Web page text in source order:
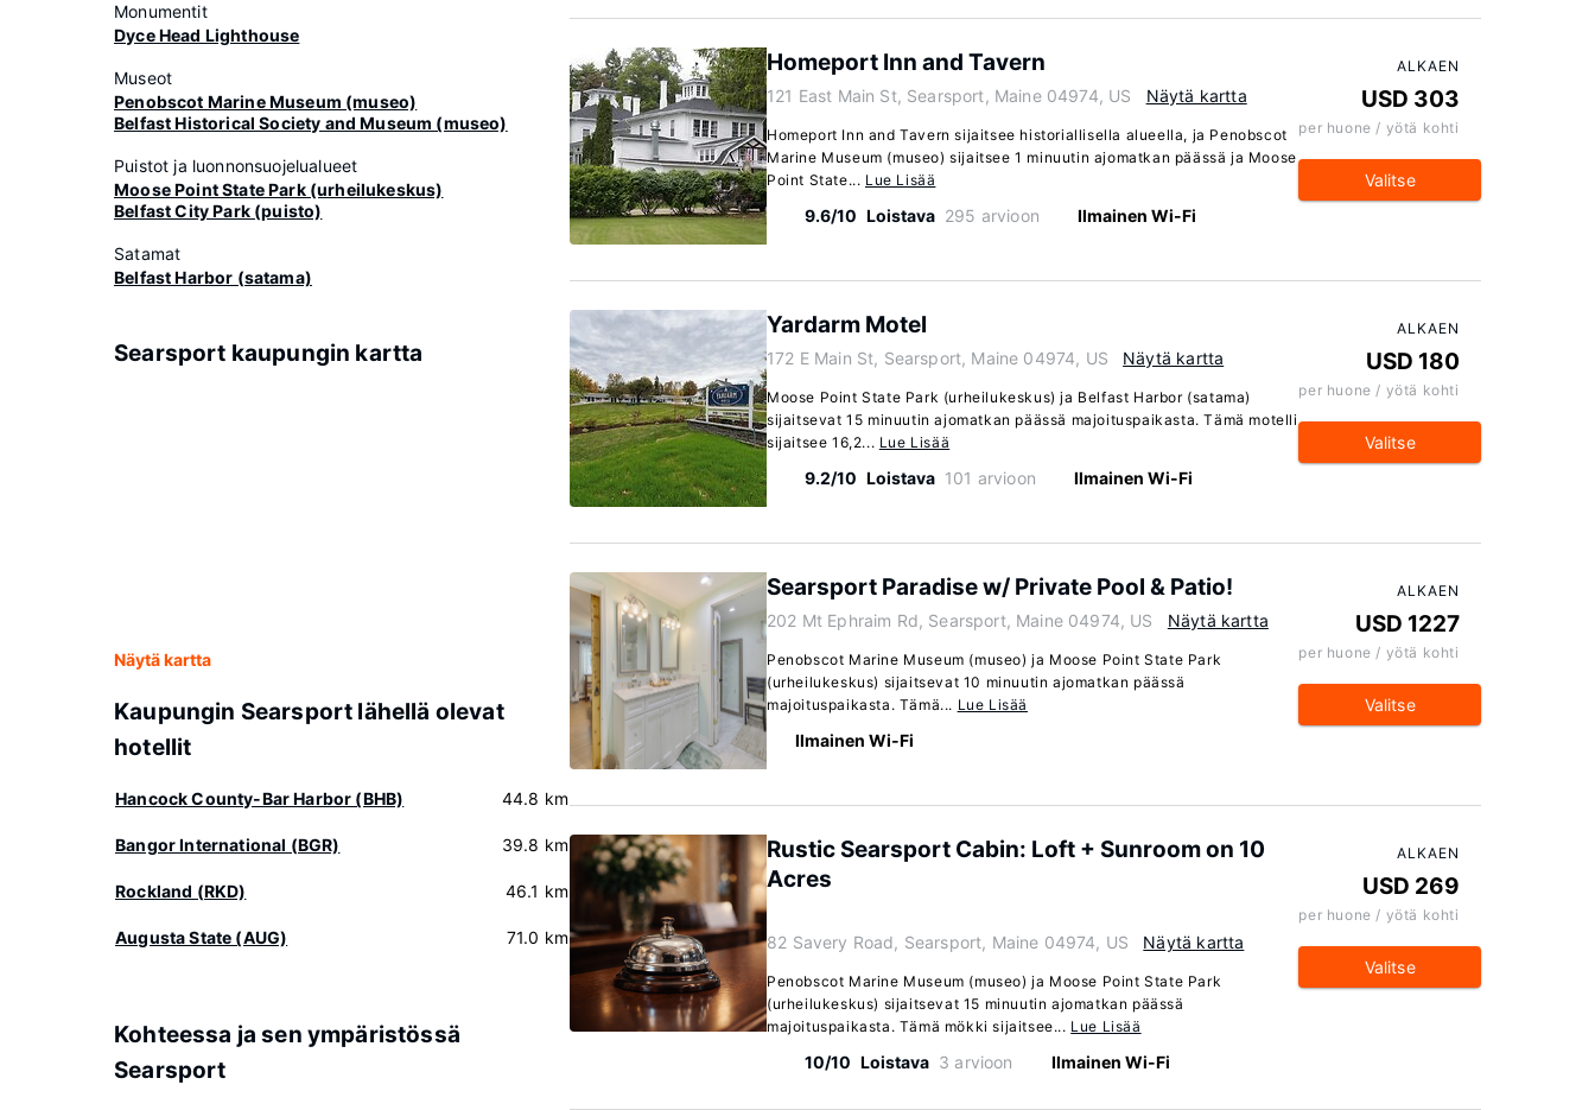
Monumentit
Dyce Head Lighthouse
Museot
Penobscot Marine Museum (museo)
Belfast Historical Society and Museum (museo)
Puistot ja luonnonsuojelualueet
Moose Point State Park (urheilukeskus)
Belfast City Park (puisto)
Satamat
Belfast Harbor (satama)
Searsport kaupungin kartta
Näytä kartta
Kaupungin Searsport lähellä olevat
hotellit
Hancock County-Bar Harbor (BHB) 44.8 km
Bangor International (BGR) 39.8 km
Rockland (RKD) 46.1 km
Augusta State (AUG) 71.0 km
Kohteessa ja sen ympäristössä
Searsport
Homeport Inn and Tavern
121 East Main St, Searsport, Maine 04974, US Näytä kartta
Homeport Inn and Tavern sijaitsee historiallisella alueella, ja Penobscot
Marine Museum (museo) sijaitsee 1 minuutin ajomatkan päässä ja Moose
Point State... Lue Lisää
9.6/10 Loistava 295 arvioon Ilmainen Wi-Fi
ALKAEN
USD 303
per huone / yötä kohti
Valitse
Yardarm Motel
172 E Main St, Searsport, Maine 04974, US Näytä kartta
Moose Point State Park (urheilukeskus) ja Belfast Harbor (satama)
sijaitsevat 15 minuutin ajomatkan päässä majoituspaikasta. Tämä motelli
sijaitsee 16,2... Lue Lisää
9.2/10 Loistava 101 arvioon Ilmainen Wi-Fi
ALKAEN
USD 180
per huone / yötä kohti
Valitse
Searsport Paradise w/ Private Pool & Patio!
202 Mt Ephraim Rd, Searsport, Maine 04974, US Näytä kartta
Penobscot Marine Museum (museo) ja Moose Point State Park
(urheilukeskus) sijaitsevat 10 minuutin ajomatkan päässä
majoituspaikasta. Tämä... Lue Lisää
Ilmainen Wi-Fi
ALKAEN
USD 1227
per huone / yötä kohti
Valitse
Rustic Searsport Cabin: Loft + Sunroom on 10
Acres
82 Savery Road, Searsport, Maine 04974, US Näytä kartta
Penobscot Marine Museum (museo) ja Moose Point State Park
(urheilukeskus) sijaitsevat 15 minuutin ajomatkan päässä
majoituspaikasta. Tämä mökki sijaitsee... Lue Lisää
10/10 Loistava 3 arvioon Ilmainen Wi-Fi
ALKAEN
USD 269
per huone / yötä kohti
Valitse